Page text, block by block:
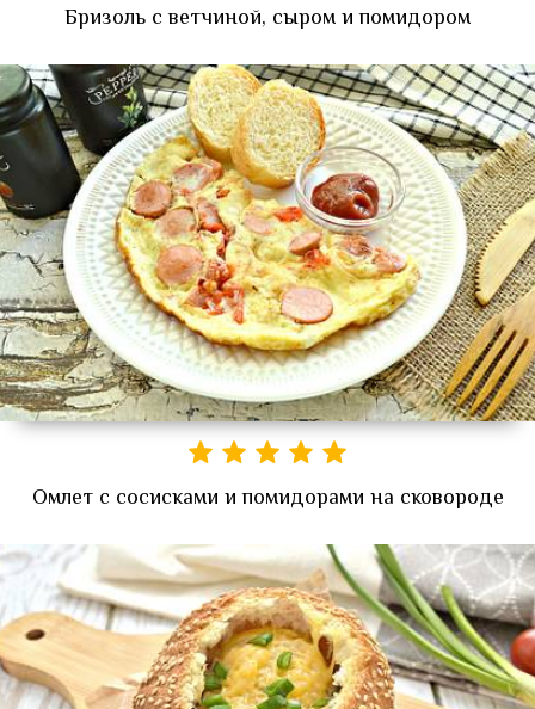
Бризоль с ветчиной, сыром и помидором
Омлет с сосисками и помидорами на сковороде